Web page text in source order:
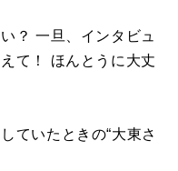
？ 一旦、インタビュ
て！ ほんとうに大丈
ていたときの“大東さ